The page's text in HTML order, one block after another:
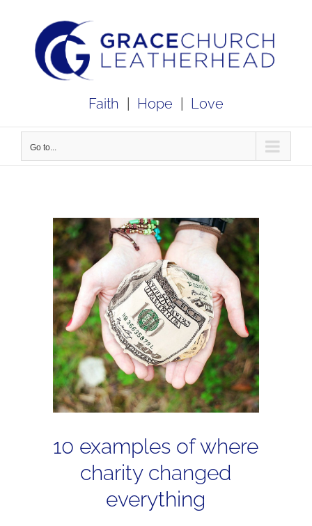
Faith Hope Love
Go to...
View
Larger
Image
10 examples of where
charity changed
everything